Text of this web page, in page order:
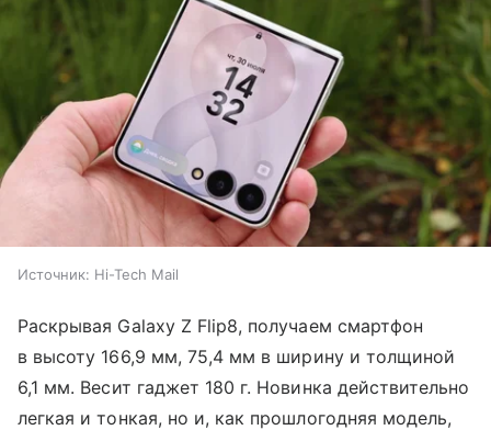
Источник: Hi-Tech Mail
Раскрывая Galaxy Z Flip8, получаем смартфон
в высоту 166,9 мм, 75,4 мм в ширину и толщиной
6,1 мм. Весит гаджет 180 г. Новинка действительно
легкая и тонкая, но и, как прошлогодняя модель,